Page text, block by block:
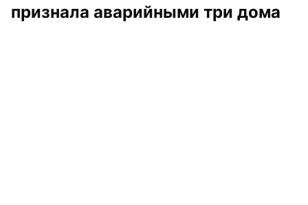
признала аварийными три дома